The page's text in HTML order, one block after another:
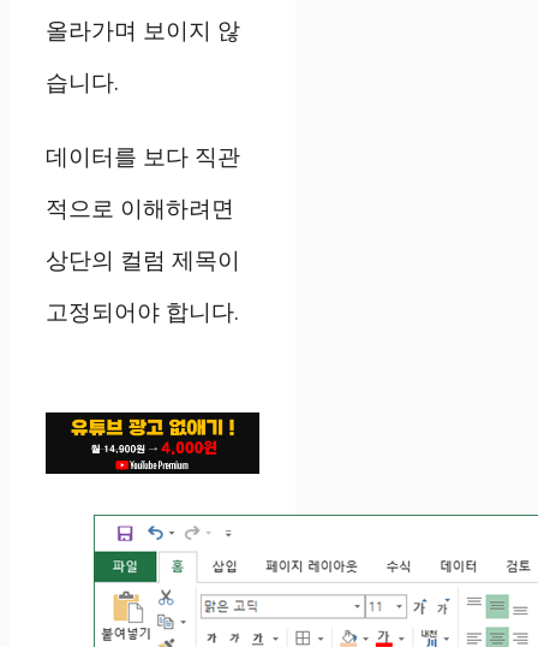
올라가며 보이지 않
습니다.
데이터를 보다 직관
적으로 이해하려면
상단의 컬럼 제목이
고정되어야 합니다.